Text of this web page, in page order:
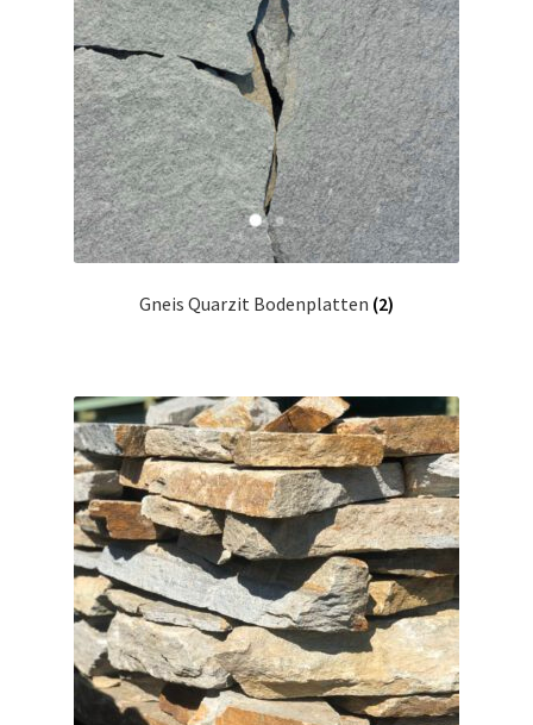
Gneis Quarzit Bodenplatten (2)